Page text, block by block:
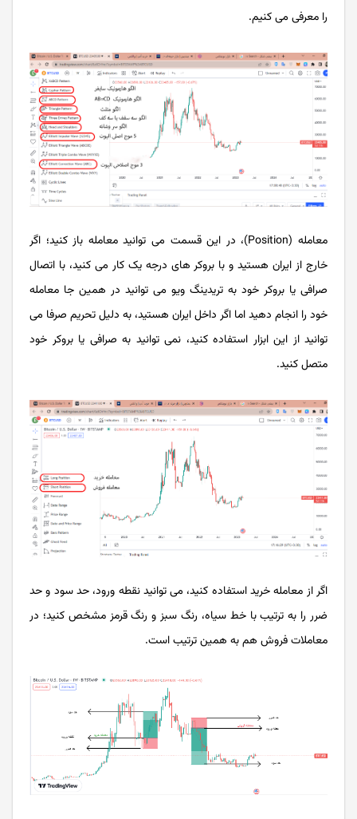
را معرفی می کنیم.
معامله (Position)، در این قسمت می توانید معامله باز کنید؛ اگر
خارج از ایران هستید و با بروکر های درجه یک کار می کنید، با اتصال
صرافی یا بروکر خود به تریدینگ ویو می توانید در همین جا معامله
خود را انجام دهید اما اگر داخل ایران هستید، به دلیل تحریم صرفا می
توانید از این ابزار استفاده کنید، نمی توانید به صرافی یا بروکر خود
متصل کنید.
اگر از معامله خرید استفاده کنید، می توانید نقطه ورود، حد سود و حد
ضرر را به ترتیب با خط سیاه، رنگ سبز و رنگ قرمز مشخص کنید؛ در
معاملات فروش هم به همین ترتیب است.